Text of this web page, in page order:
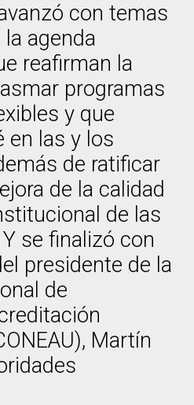
con temas
agenda
reafirman la
programas
y que
en las y los
de ratificar
de la calidad
de las
se finalizó con
presidente de la
de
Martín